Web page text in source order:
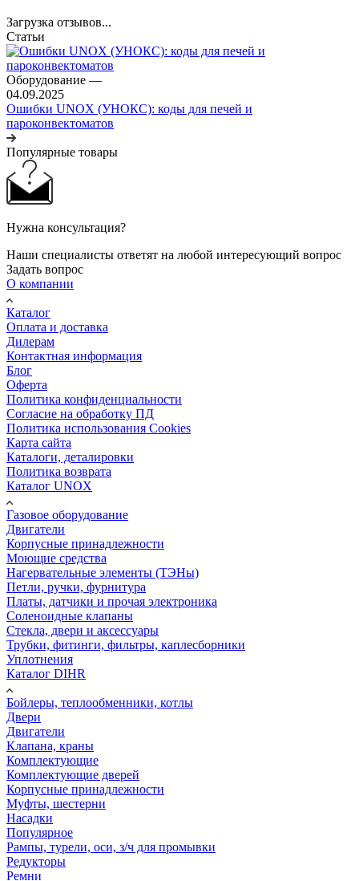
Загрузка отзывов...
Статьи
Оборудование —
04.09.2025
Ошибки UNOX (УНОКС): коды для печей и
пароконвектоматов
Популярные товары
Нужна консультация?
Наши специалисты ответят на любой интересующий вопрос
Задать вопрос
О компании
Каталог
Оплата и доставка
Дилерам
Контактная информация
Блог
Оферта
Политика конфиденциальности
Согласие на обработку ПД
Политика использования Cookies
Карта сайта
Каталоги, деталировки
Политика возврата
Каталог UNOX
Газовое оборудование
Двигатели
Корпусные принадлежности
Моющие средства
Нагервательные элементы (ТЭНы)
Петли, ручки, фурнитура
Платы, датчики и прочая электроника
Соленоидные клапаны
Стекла, двери и аксессуары
Трубки, фитинги, фильтры, каплесборники
Уплотнения
Каталог DIHR
Бойлеры, теплообменники, котлы
Двери
Двигатели
Клапана, краны
Комплектующие
Комплектующие дверей
Корпусные принадлежности
Муфты, шестерни
Насадки
Популярное
Рампы, турели, оси, з/ч для промывки
Редукторы
Ремни